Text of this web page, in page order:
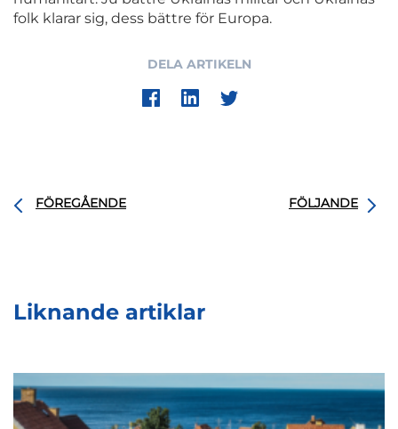
folk klarar sig, dess bättre för Europa.
DELA ARTIKELN
FÖREGÅENDE FÖLJANDE
Liknande artiklar